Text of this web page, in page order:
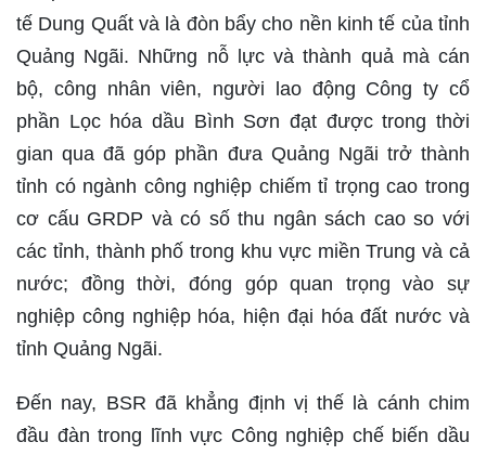
tế Dung Quất và là đòn bẩy cho nền kinh tế của tỉnh
Quảng Ngãi. Những nỗ lực và thành quả mà cán
bộ, công nhân viên, người lao động Công ty cổ
phần Lọc hóa dầu Bình Sơn đạt được trong thời
gian qua đã góp phần đưa Quảng Ngãi trở thành
tỉnh có ngành công nghiệp chiếm tỉ trọng cao trong
cơ cấu GRDP và có số thu ngân sách cao so với
các tỉnh, thành phố trong khu vực miền Trung và cả
nước; đồng thời, đóng góp quan trọng vào sự
nghiệp công nghiệp hóa, hiện đại hóa đất nước và
tỉnh Quảng Ngãi.
Đến nay, BSR đã khẳng định vị thế là cánh chim
đầu đàn trong lĩnh vực Công nghiệp chế biến dầu